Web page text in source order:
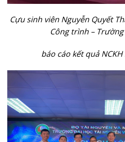
Cựu sinh viên Nguyễn Quyết
Công trình –
báo cáo kết quả